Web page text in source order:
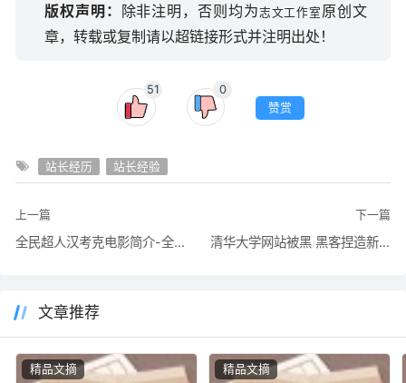
版权声明： 除非注明，否则均为志文工作室 原创文
章，转载或复制请以超链接形式并注明出处！
51
0
赞赏
站长经历 站长经验
上一篇
全民超人汉考克电影简介-全民超人迅雷免费下载
下一篇
清华大学网站被黑 黑客捏造新闻报道抨击现行大学教育制度
文章推荐
精品文摘 精品文摘